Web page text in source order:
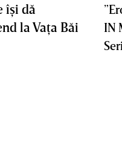
îşi dă
la Vaţa Băi
IN